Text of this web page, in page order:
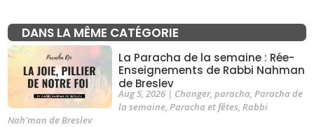
DANS LA MÊME CATÉGORIE
La Paracha de la semaine : Rée-
Enseignements de Rabbi Nahman
de Breslev
Aug 5, 2026| Changer, paracha, Paracha de
la semaine, Paracha et fêtes, Rabbi
Nah'man de Breslev